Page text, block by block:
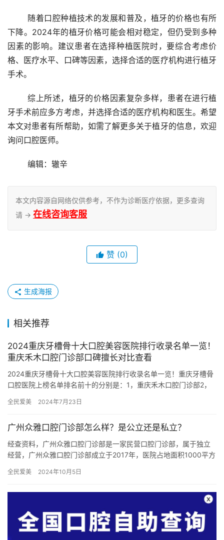
下降。2024年的植牙价格可能会相对稳定，但仍受到多种
因素的影响。建议患者在选择种植医院时，要综合考虑价
格、医疗水平、口碑等因素，选择合适的医疗机构进行植牙
手术。
	综上所述，植牙的价格因素复杂多样，患者在进行植
牙手术前应多方考虑，并选择合适的医疗机构和医生。希望
本文对患者有所帮助，如需了解更多关于植牙的信息，欢迎
询问口腔医师。
	编辑：辙辛
本文内容源自网络仅供参考，不作为诊断医疗依据，更多查询
请 → 在线咨询客服
赞 (0)
生成海报
相关推荐
2024重庆牙槽骨十大口腔美容医院排行收录名单一览！
重庆禾木口腔门诊部口碑擅长对比查看
2024重庆牙槽骨十大口腔美容医院排行收录名单一览！重庆牙槽骨
口腔医院上榜名单排名前十的分别是：1，重庆禾木口腔门诊部2，
全民爱美 2024年7月23日
广州众雅口腔门诊部怎么样？是公立还是私立？
经查资料，广州众雅口腔门诊部是一家民营口腔门诊部，属于独立
经营，广州众雅口腔门诊部成立于2017年，医院占地面积1000平方
全民爱美 2024年10月5日